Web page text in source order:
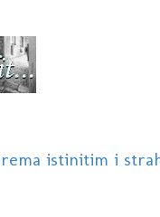
istinitim i